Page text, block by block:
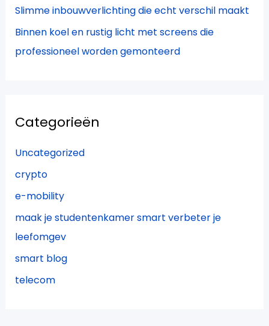
Slimme inbouwverlichting die echt verschil maakt
Binnen koel en rustig licht met screens die
professioneel worden gemonteerd
Categorieën
Uncategorized
crypto
e-mobility
maak je studentenkamer smart verbeter je
leefomgev
smart blog
telecom